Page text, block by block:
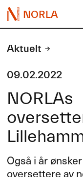
NORLA
Aktuelt
09.02.2022
NORLAs
Også i år ønsker
oversettere av